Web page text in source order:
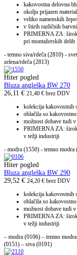
kakovostna delovna
okolju prijazen
veliko namenskih
v štirih različnih
PRIMERNA ZA:
pri montažerskih delih
- temno siva/rdeča (2810) -
zelena/rdeča (2813)
Hiter pogled
Bluza angleška BW 270
26,11 € 21,40 € brez DDV
kolekcija kakovostnih
oblačila so
možnost dobave tudi
PRIMERNA ZA:
v težji industriji
- modra (1550) - temno
Hiter pogled
Bluza angleška BW 290
29,52 € 24,20 € brez DDV
kolekcija kakovostnih
oblačila so
možnost dobave tudi
PRIMERNA ZA:
v težji industriji
– modra (0106) – temno
(0151) – siva (0191)